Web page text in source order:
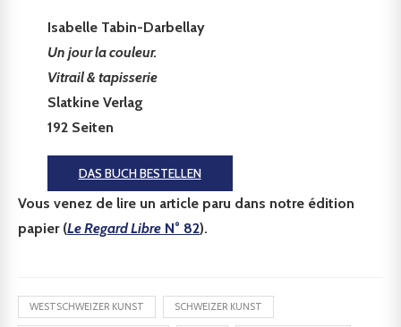
Isabelle Tabin-Darbellay
Un jour la couleur.
Vitrail & tapisserie
Slatkine Verlag
192 Seiten
DAS BUCH BESTELLEN
Vous venez de lire un article paru dans notre édition
papier (Le Regard Libre N° 82).
WESTSCHWEIZER KUNST SCHWEIZER KUNST